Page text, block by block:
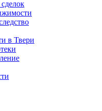
в Твери